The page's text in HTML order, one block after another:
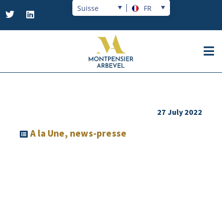
Suisse FR
27 July 2022
A la Une, news-presse